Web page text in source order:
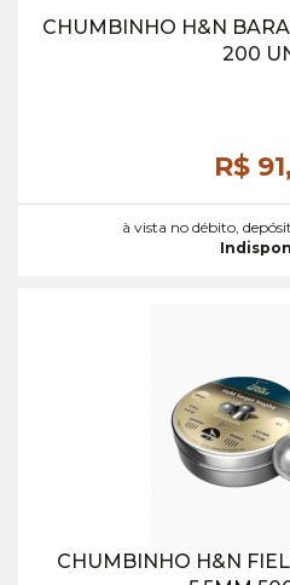
CHUMBINHO H&N
200
R$ 91,
à vista no débito,
CHUMBINHO H&N